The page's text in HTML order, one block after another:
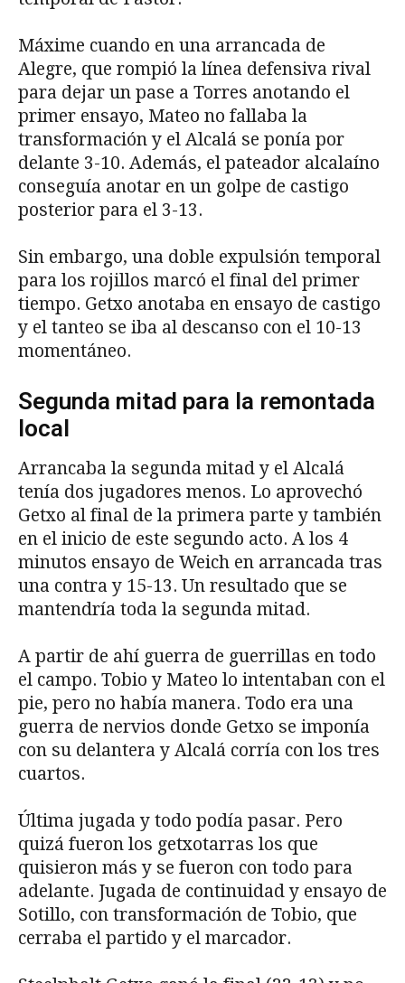
Máxime cuando en una arrancada de
Alegre, que rompió la línea defensiva rival
para dejar un pase a Torres anotando el
primer ensayo, Mateo no fallaba la
transformación y el Alcalá se ponía por
delante 3-10. Además, el pateador alcalaíno
conseguía anotar en un golpe de castigo
posterior para el 3-13.
Sin embargo, una doble expulsión temporal
para los rojillos marcó el final del primer
tiempo. Getxo anotaba en ensayo de castigo
y el tanteo se iba al descanso con el 10-13
momentáneo.
Segunda mitad para la remontada
local
Arrancaba la segunda mitad y el Alcalá
tenía dos jugadores menos. Lo aprovechó
Getxo al final de la primera parte y también
en el inicio de este segundo acto. A los 4
minutos ensayo de Weich en arrancada tras
una contra y 15-13. Un resultado que se
mantendría toda la segunda mitad.
A partir de ahí guerra de guerrillas en todo
el campo. Tobio y Mateo lo intentaban con el
pie, pero no había manera. Todo era una
guerra de nervios donde Getxo se imponía
con su delantera y Alcalá corría con los tres
cuartos.
Última jugada y todo podía pasar. Pero
quizá fueron los getxotarras los que
quisieron más y se fueron con todo para
adelante. Jugada de continuidad y ensayo de
Sotillo, con transformación de Tobio, que
cerraba el partido y el marcador.